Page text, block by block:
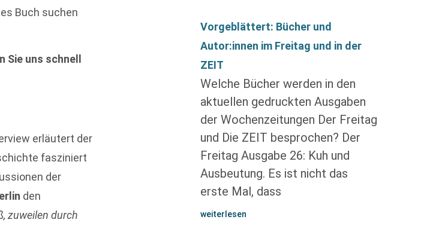
Buch suchen
uns schnell
erläutert der
fasziniert
der
den
zuweilen durch
Vorgeblättert: Bücher und
Autor:innen im Freitag und in der
ZEIT
Welche Bücher werden in den
aktuellen gedruckten Ausgaben
der Wochenzeitungen Der Freitag
und Die ZEIT besprochen? Der
Freitag Ausgabe 26: Kuh und
Ausbeutung. Es ist nicht das
erste Mal, dass
weiterlesen